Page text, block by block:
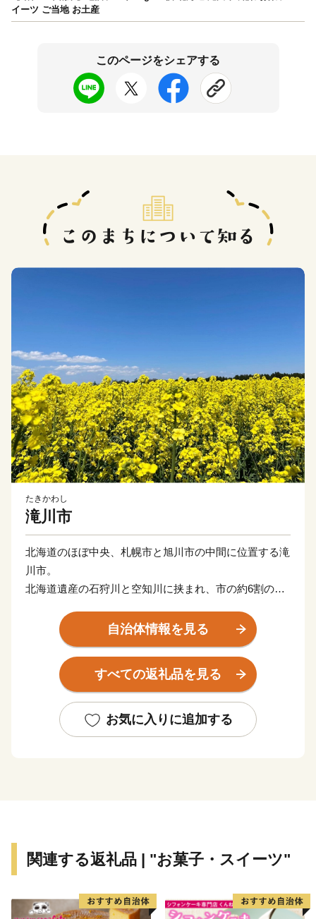
イーツ ご当地 お土産
このページをシェアする
たきかわし
滝川市
北海道のほぼ中央、札幌市と旭川市の中間に位置する滝
川市。
北海道遺産の石狩川と空知川に挟まれ、市の約6割の地
市です。
夏は30℃を越え、冬は-20℃を下回る夏と冬の寒暖の差
の激しい内陸性気候であり、降雪量は約7mと北海道内
でも有数の豪雪地帯です。
滝川市の自慢は、日本有数の作付面積を誇る菜の花畑。
開花時の5月下旬～6月上旬には市内に菜の花の黄色いじ
自治体情報を見る
すべての返礼品を見る
お気に入りに追加する
関連する返礼品 | "お菓子・スイーツ"